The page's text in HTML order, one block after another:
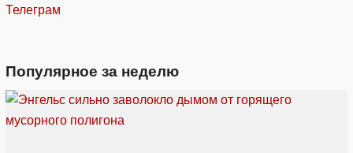
Телеграм
Популярное за неделю